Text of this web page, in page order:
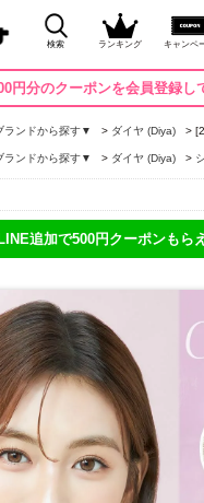
検索 ランキング キャンペ
円分のクーポンを会員登録し
ランドから探す▼ ダイヤ (Diya)
ランドから探す▼ ダイヤ (Diya)
追加で500円クーポンもら